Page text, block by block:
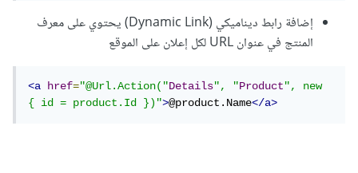
إضافة رابط ديناميكي (Dynamic Link) يحتوي على معرف
المنتج في عنوان URL لكل إعلان على الموقع
<a href="@Url.Action("Details", "Product", new
{ id = product.Id })">@product.Name</a>